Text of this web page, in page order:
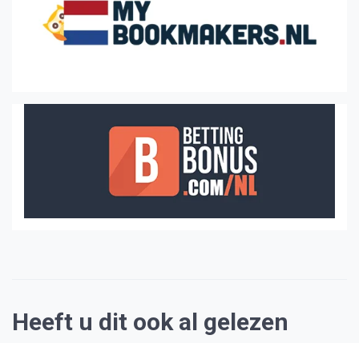
Heeft u dit ook al gelezen